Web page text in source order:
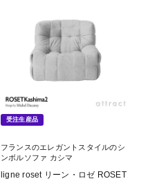
受注生産品
フランスのエレガントスタイルのシ
ンボルソファ カシマ
ligne roset リーン・ロゼ ROSET